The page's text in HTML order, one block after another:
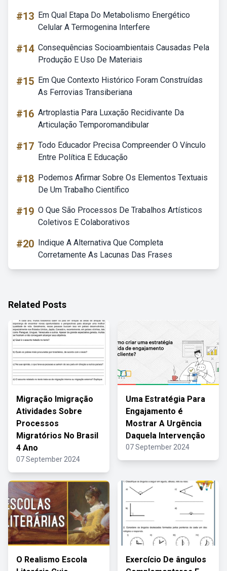
#13 Em Qual Etapa Do Metabolismo Energético
Celular A Termogenina Interfere
#14 Consequências Socioambientais Causadas Pela
Produção E Uso De Materiais
#15 Em Que Contexto Histórico Foram Construídas
As Ferrovias Transiberiana
#16 Artroplastia Para Luxação Recidivante Da
Articulação Temporomandibular
#17 Todo Educador Precisa Compreender O Vínculo
Entre Política E Educação
#18 Podemos Afirmar Sobre Os Elementos Textuais
De Um Trabalho Científico
#19 O Que São Processos De Trabalhos Artísticos
Coletivos E Colaborativos
#20 Indique A Alternativa Que Completa
Corretamente As Lacunas Das Frases
Related Posts
Migração Imigração
Atividades Sobre
Processos
Migratórios No Brasil
4 Ano
07 September 2024
Uma Estratégia Para
Engajamento é
Mostrar A Urgência
Daquela Intervenção
07 September 2024
O Realismo Escola
Exercício De ângulos